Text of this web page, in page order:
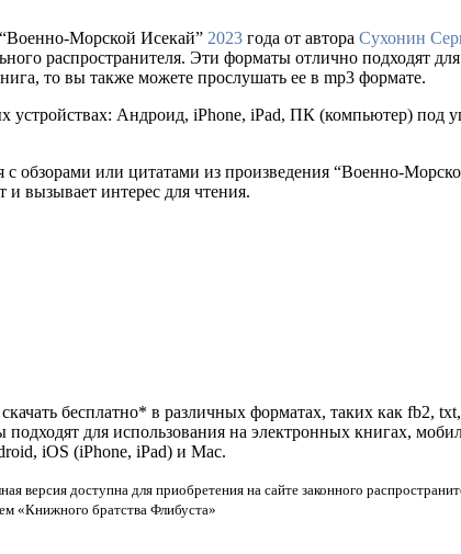
Морской Исекай” 2023 года от автора Сухонин
распространителя. Эти форматы отлично подходят
то вы также можете прослушать ее в mp3 формате.
устройствах: Андроид, iPhone, iPad, ПК (компьютер) под
с обзорами или цитатами из произведения “Военно-
и вызывает интерес для чтения.
бесплатно* в различных форматах, таких как fb2,
для использования на электронных книгах,
iOS (iPhone, iPad) и Mac.
версия доступна для приобретения на сайте законного
«Книжного братства Флибуста»